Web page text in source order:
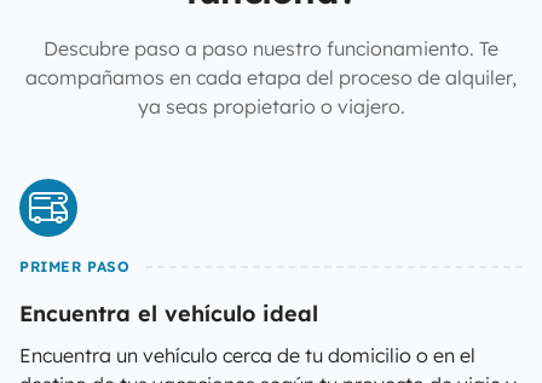
Descubre paso a paso nuestro funcionamiento. Te
acompañamos en cada etapa del proceso de alquiler,
ya seas propietario o viajero.
PRIMER PASO
Encuentra el vehículo ideal
Encuentra un vehículo cerca de tu domicilio o en el